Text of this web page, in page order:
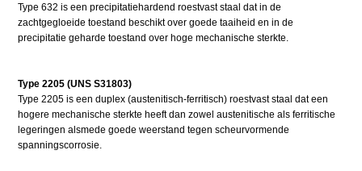
Type 632 is een precipitatiehardend roestvast staal dat in de
zachtgegloeide toestand beschikt over goede taaiheid en in de
precipitatie geharde toestand over hoge mechanische sterkte.
Type 2205 (UNS S31803)
Type 2205 is een duplex (austenitisch-ferritisch) roestvast staal dat een
hogere mechanische sterkte heeft dan zowel austenitische als ferritische
legeringen alsmede goede weerstand tegen scheurvormende
spanningscorrosie.